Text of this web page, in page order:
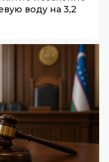
воду на 3,2